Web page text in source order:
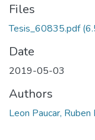
Files
Tesis_60835.pdf
Date
2019-05-03
Authors
Leon Paucar, Ruben